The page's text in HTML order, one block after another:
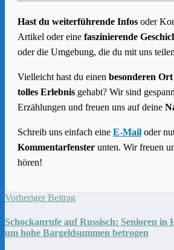
Hast du weiterführende Infos oder
Artikel oder eine faszinierende
oder die Umgebung, die du mit uns
Vielleicht hast du einen besonderen Ort
tolles Erlebnis gehabt? Wir sind
Erzählungen und freuen uns auf deine
Schreib uns einfach eine E-Mail oder
Kommentarfenster unten. Wir freuen
hören!
Vorheriger Beitrag
Schockanrufe auf Russisch: Senioren in
um hohe Bargeldsummen betrogen